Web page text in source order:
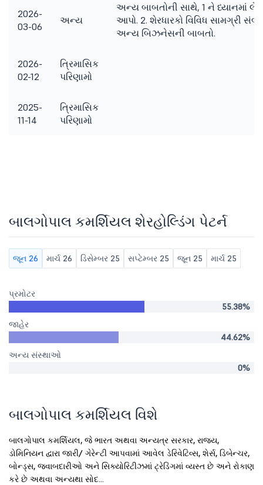
2026-
03-06
અન્ય
અન્ય બાબતોની સાથે, 1 ને ધ્યાનમાં
આપો. 2. શેરધારકો વિવિધ સામગ્રી
અન્ય બિઝનેસની બાબતો.
2026-
02-12
ત્રિમાસિક
પરિણામો
2025-
11-14
ત્રિમાસિક
પરિણામો
બાલગોપાલ કમર્શિયલ શેરહોલ્ડિંગ પેટર્ન
જૂન 26 માર્ચ 26 ડિસેમ્બર 25 સપ્ટેમ્બર 25 જૂન 25 માર્ચ 25
પ્રમોટર
55.38%
જાહેર
44.62%
અન્ય સંસ્થાઓ
0%
બાલગોપાલ કમર્શિયલ વિશે
બાલગોપાલ કમર્શિયલ, જે ભારત અથવા અન્યત્ર સરકાર, રાજ્ય,
ડોમિનિયન દ્વારા જારી/ ગેરેન્ટી આપવામાં આવેલ ડેરિવેટિવ્સ, શેર્સ, ડિબેન્ચર,
બોન્ડ્સ, જવાબદારીઓ અને સિક્યોરિટીઝમાં ટ્રેડિંગમાં વ્યસ્ત છે અને રોકાણ
કરે છે અથવા અન્યથા સોદ...